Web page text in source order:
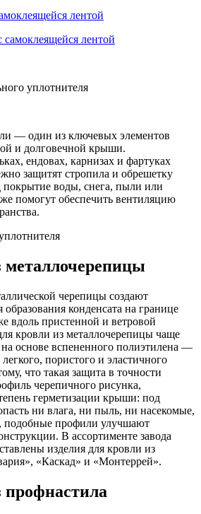
лентой
уплотнителя
— один из ключевых элементов
и долговечной крыши.
ендовах, карнизах и фартуках
защитят стропила и обрешетку
покрытие воды, снега, пыли или
помогут обеспечить вентиляцию
металлочерепицы
черепицы создают
конденсата на границе
вдоль пристенной и ветровой
кровли из металлочерепицы чаще
на основе вспененного полиэтилена —
пористого и эластичного
что такая защита в точности
черепичного рисунка,
герметизации крыши: под
ни влага, ни пыль, ни насекомые,
подобные профили улучшают
В ассортименте завода
изделия для кровли из
«Каскад» и «Монтеррей».
профнастила